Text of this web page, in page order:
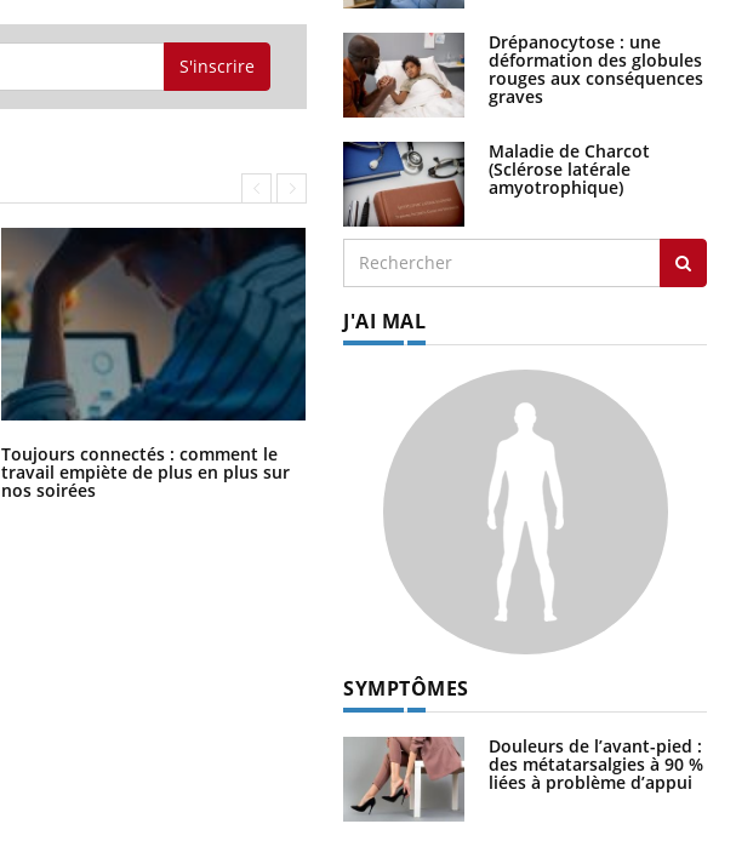
S'inscrire
Toujours connectés : comment le
travail empiète de plus en plus sur
nos soirées
Cancer colorectal : une stratégie
simple aurait changé la donne au
Pays basque
Drépanocytose : une
déformation des globules
rouges aux conséquences
graves
Maladie de Charcot
(Sclérose latérale
amyotrophique)
J'AI MAL
SYMPTÔMES
Douleurs de l’avant-pied :
des métatarsalgies à 90 %
liées à problème d’appui